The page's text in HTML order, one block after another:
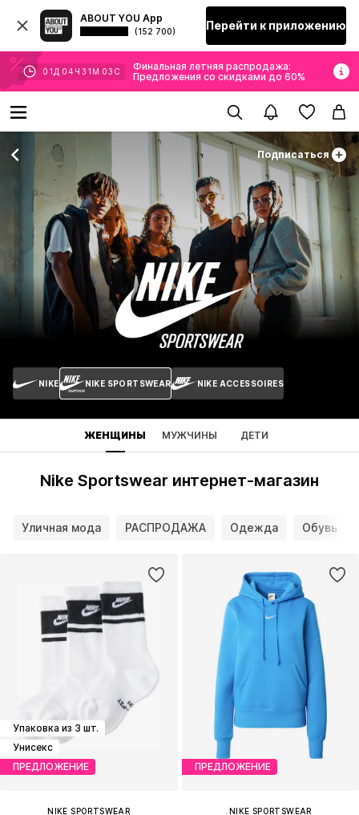
ABOUT YOU App
(152 700) Перейти к приложению
01 Д 04 Ч 31 М 02 С
Финальная летняя распродажа:
Предложения со скидками до 60%
Подписаться
NIKE NIKE SPORTSWEAR NIKE ACCESSOIRES
ЖЕНЩИНЫ МУЖЧИНЫ ДЕТИ
Nike Sportswear интернет-магазин
Уличная мода РАСПРОДАЖА Одежда Обувь
Упаковка из 3 шт.
Унисекс
ПРЕДЛОЖЕНИЕ
NIKE SPORTSWEAR
ПРЕДЛОЖЕНИЕ
NIKE SPORTSWEAR